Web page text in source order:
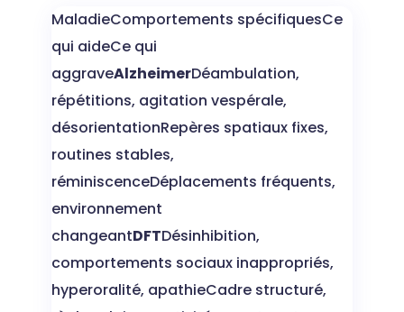
MaladieComportements spécifiquesCe
qui aideCe qui
aggraveAlzheimerDéambulation,
répétitions, agitation vespérale,
désorientationRepères spatiaux fixes,
routines stables,
réminiscenceDéplacements fréquents,
environnement
changeantDFTDésinhibition,
comportements sociaux inappropriés,
hyperoralité, apathieCadre structuré,